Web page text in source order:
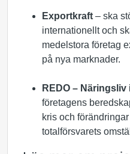
Exportkraft – ska
internationellt och
medelstora företag
på nya marknader.
REDO –
företagens
kris och
totalförsvarets